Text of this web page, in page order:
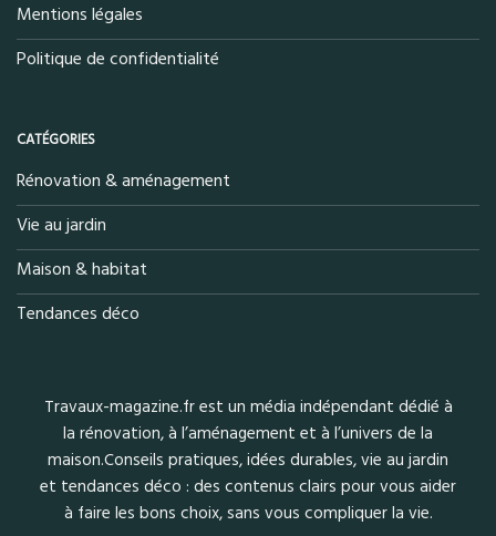
Mentions légales
Politique de confidentialité
CATÉGORIES
Rénovation & aménagement
Vie au jardin
Maison & habitat
Tendances déco
Travaux-magazine.fr est un média indépendant dédié à
la rénovation, à l’aménagement et à l’univers de la
maison.Conseils pratiques, idées durables, vie au jardin
et tendances déco : des contenus clairs pour vous aider
à faire les bons choix, sans vous compliquer la vie.